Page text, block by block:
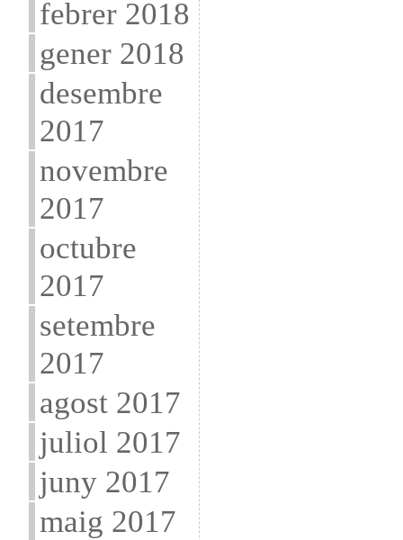
febrer 2018
gener 2018
desembre
2017
novembre
2017
octubre
2017
setembre
2017
agost 2017
juliol 2017
juny 2017
maig 2017